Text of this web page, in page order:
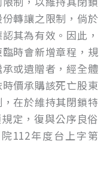
轉讓之限制，倘於
其為有效。因此，
時會新增章程，規
或遺贈者，經全體
價承購該死亡股東
在於維持其閉鎖特
定，復與公序良俗
112年度台上字第